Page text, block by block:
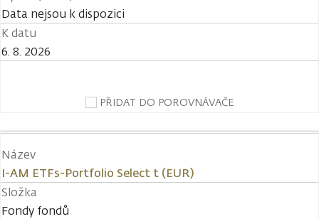
Data nejsou k dispozici
K datu
6. 8. 2026
PŘIDAT DO POROVNÁVAČE
Název
I-AM ETFs-Portfolio Select t (EUR)
Složka
Fondy fondů